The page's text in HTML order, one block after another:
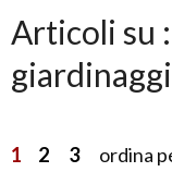
Articoli su
1 2 3ordina